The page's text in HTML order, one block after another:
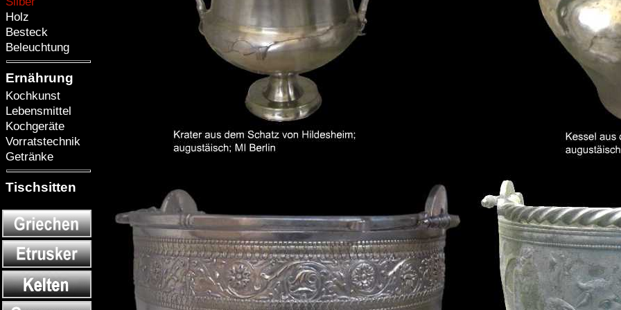
Holz
Besteck
Beleuchtung
Ernährung
Kochkunst
Lebensmittel
Kochgeräte
Vorratstechnik
Getränke
Tischsitten